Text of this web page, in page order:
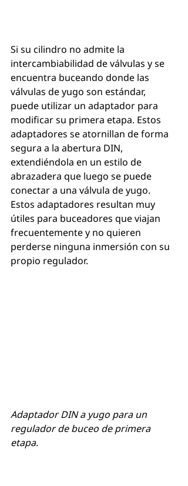
Si su cilindro no admite la
intercambiabilidad de válvulas y se
encuentra buceando donde las
válvulas de yugo son estándar,
puede utilizar un adaptador para
modificar su primera etapa. Estos
adaptadores se atornillan de forma
segura a la abertura DIN,
extendiéndola en un estilo de
abrazadera que luego se puede
conectar a una válvula de yugo.
Estos adaptadores resultan muy
útiles para buceadores que viajan
frecuentemente y no quieren
perderse ninguna inmersión con su
propio regulador.
Adaptador DIN a yugo para un
regulador de buceo de primera
etapa.